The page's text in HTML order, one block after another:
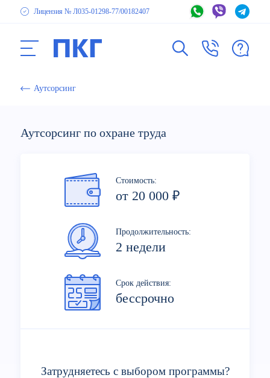
Лицензия № Л035-01298-77/00182407
Аутсорсинг
Аутсорсинг по охране труда
Стоимость:
от 20 000 ₽
Продолжительность:
2 недели
Срок действия:
бессрочно
Затрудняетесь с выбором программы?